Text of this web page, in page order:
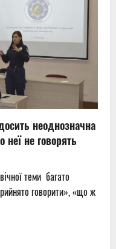
неоднозначна
неї не говорять
теми багато
говорити», «що ж